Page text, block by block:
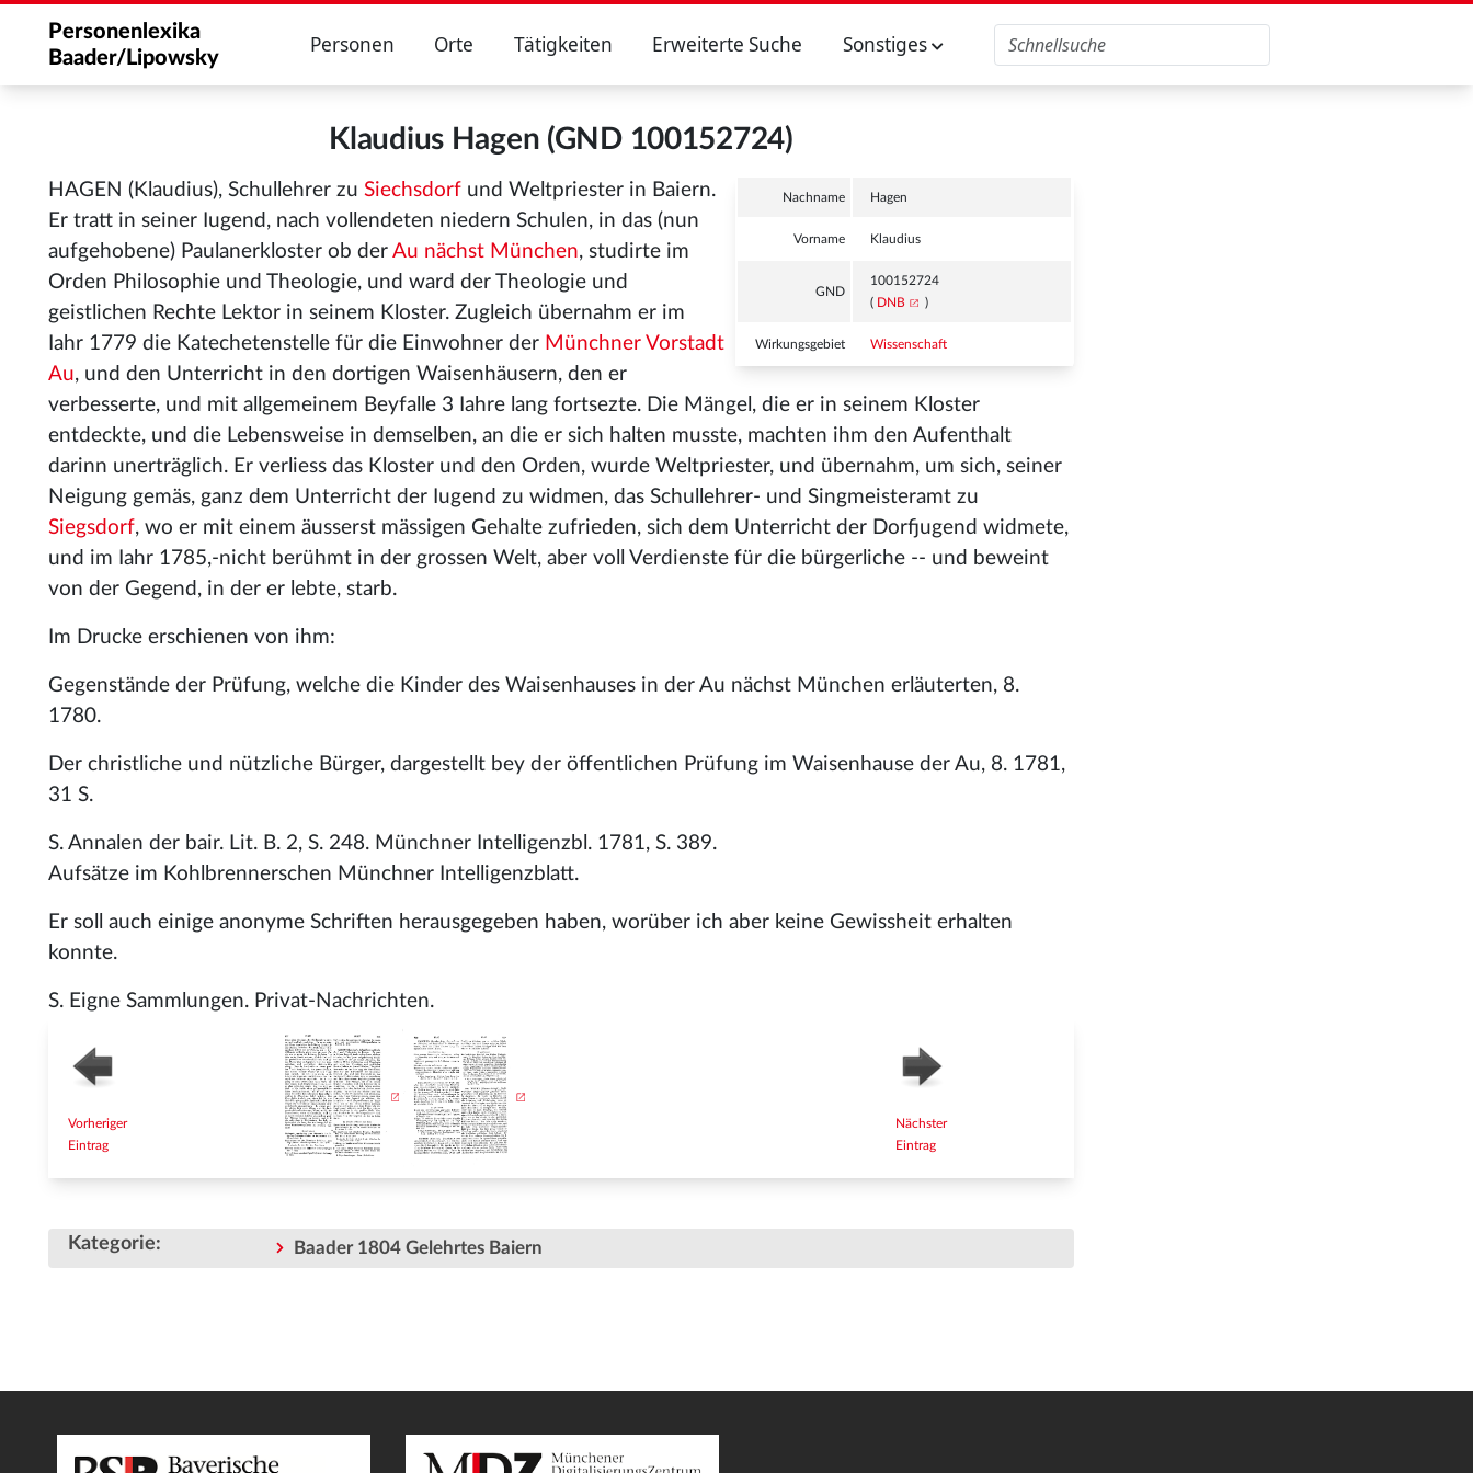
Personenlexika
Baader/Lipowsky
Personen Orte Tätigkeiten Erweiterte Suche Sonstiges
Klaudius Hagen (GND 100152724)
Nachname Hagen
Vorname Klaudius
GND
100152724
( DNB )
Wirkungsgebiet Wissenschaft
HAGEN (Klaudius), Schullehrer zu Siechsdorf und Weltpriester in Baiern.
Er tratt in seiner Iugend, nach vollendeten niedern Schulen, in das (nun
aufgehobene) Paulanerkloster ob der Au nächst München, studirte im
Orden Philosophie und Theologie, und ward der Theologie und
geistlichen Rechte Lektor in seinem Kloster. Zugleich übernahm er im
Iahr 1779 die Katechetenstelle für die Einwohner der Münchner Vorstadt
Au, und den Unterricht in den dortigen Waisenhäusern, den er
verbesserte, und mit allgemeinem Beyfalle 3 Iahre lang fortsezte. Die Mängel, die er in seinem Kloster
entdeckte, und die Lebensweise in demselben, an die er sich halten musste, machten ihm den Aufenthalt
darinn unerträglich. Er verliess das Kloster und den Orden, wurde Weltpriester, und übernahm, um sich, seiner
Neigung gemäs, ganz dem Unterricht der Iugend zu widmen, das Schullehrer- und Singmeisteramt zu
Siegsdorf, wo er mit einem äusserst mässigen Gehalte zufrieden, sich dem Unterricht der Dorfjugend widmete,
und im Iahr 1785,-nicht berühmt in der grossen Welt, aber voll Verdienste für die bürgerliche -- und beweint
von der Gegend, in der er lebte, starb.
Im Drucke erschienen von ihm:
Gegenstände der Prüfung, welche die Kinder des Waisenhauses in der Au nächst München erläuterten, 8.
1780.
Der christliche und nützliche Bürger, dargestellt bey der öffentlichen Prüfung im Waisenhause der Au, 8. 1781,
31 S.
S. Annalen der bair. Lit. B. 2, S. 248. Münchner Intelligenzbl. 1781, S. 389.
Aufsätze im Kohlbrennerschen Münchner Intelligenzblatt.
Er soll auch einige anonyme Schriften herausgegeben haben, worüber ich aber keine Gewissheit erhalten
konnte.
S. Eigne Sammlungen. Privat-Nachrichten.
Vorheriger
Eintrag
Nächster
Eintrag
Kategorie: Baader 1804 Gelehrtes Baiern